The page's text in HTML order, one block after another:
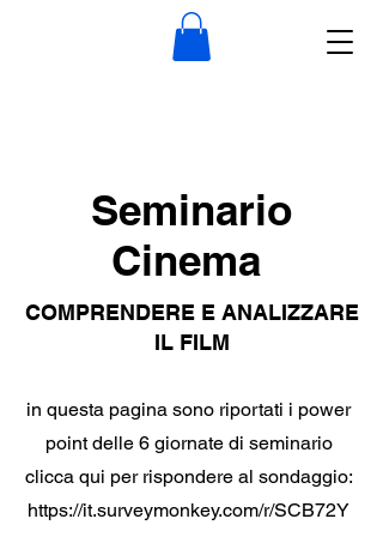
Seminario
Cinema
COMPRENDERE E ANALIZZARE
IL FILM
in questa pagina sono riportati i power
point delle 6 giornate di seminario
clicca qui per rispondere al sondaggio:
https://it.surveymonkey.com/r/SCB72Y